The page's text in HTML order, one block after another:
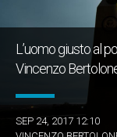
L’uomo giusto al
Vincenzo
SEP 24, 2017 12:10